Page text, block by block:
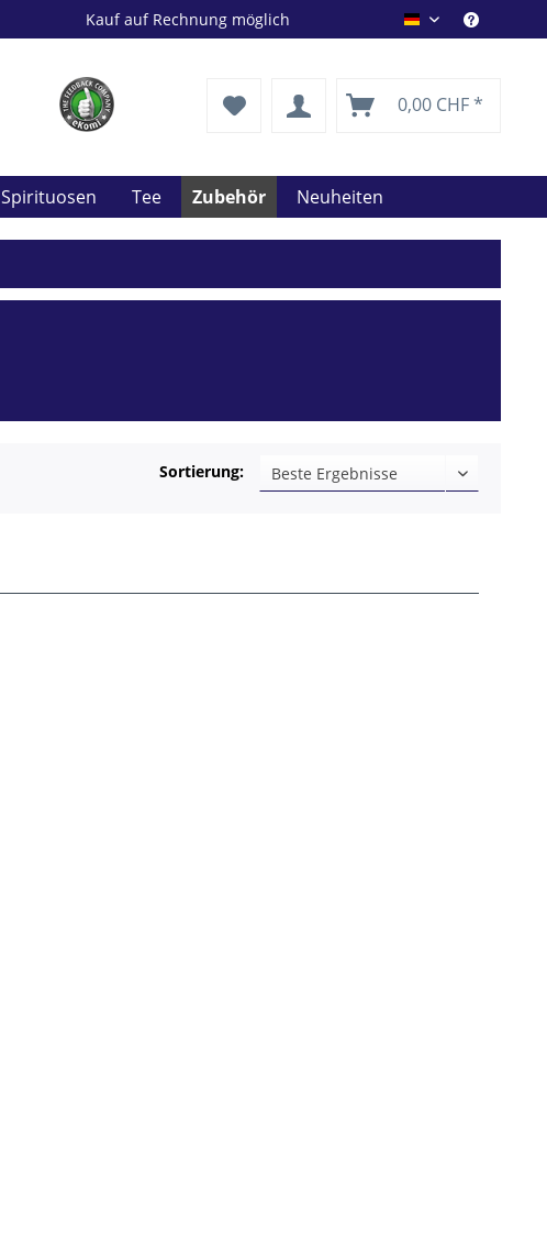
Kauf auf Rechnung möglich Drink Shop DE
0,00 CHF *
Spirituosen Tee Zubehör Neuheiten
Sortierung: